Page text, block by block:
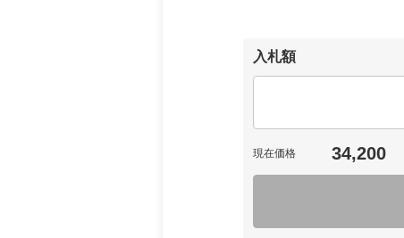
入札額
現在価格 34,200